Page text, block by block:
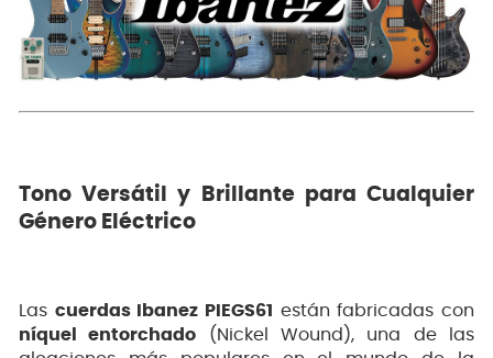
Tono Versátil y Brillante para Cualquier
Género Eléctrico
Las cuerdas Ibanez PIEGS61
están fabricadas con
níquel entorchado (Nickel Wound), una de las